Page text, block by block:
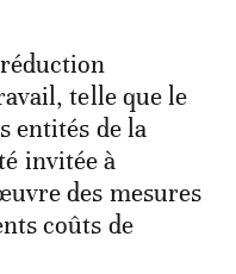
telle que le
entités de la
invitée à
des mesures
coûts de